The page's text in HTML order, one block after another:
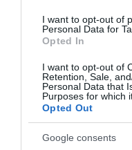
I want to opt-out of
Personal Data for
Opted In
I want to opt-out of
Retention, Sale,
Personal Data that
Purposes for which
Opted Out
Google consents
ΡΟΗ